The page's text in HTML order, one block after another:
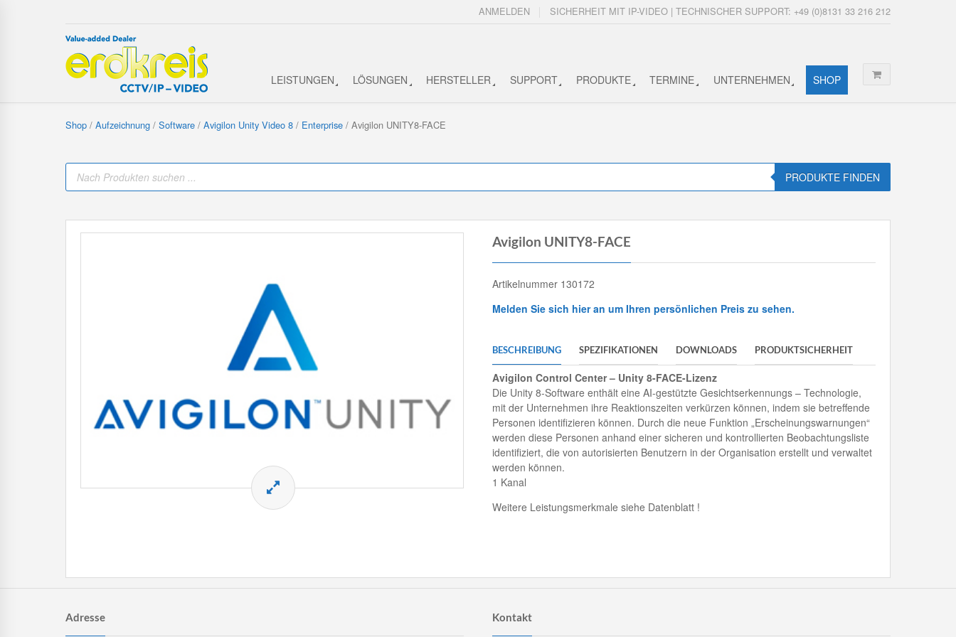
SICHERHEIT MIT IP-VIDEO | TECHNISCHER SUPPORT: +49 (0)8131 33 216 212
ANMELDEN
LEISTUNGEN LÖSUNGEN HERSTELLER SUPPORT PRODUKTE TERMINE UNTERNEHMEN SHOP
Shop / Aufzeichnung / Software / Avigilon Unity Video 8 / Enterprise / Avigilon UNITY8-FACE
P
o
PRODUKTE FINDEN
Avigilon UNITY8-FACE
Artikelnummer 130172
Melden Sie sich hier an um Ihren persönlichen Preis zu sehen.
BESCHREIBUNG SPEZIFIKATIONEN DOWNLOADS PRODUKTSICHERHEIT
Avigilon Control Center – Unity 8-FACE-Lizenz
Die Unity 8-Software enthält eine AI-gestützte Gesichtserkennungs – Technologie,
mit der Unternehmen ihre Reaktionszeiten verkürzen können, indem sie betreffende
Personen identifizieren können. Durch die neue Funktion „Erscheinungswarnungen“
werden diese Personen anhand einer sicheren und kontrollierten Beobachtungsliste
identifiziert, die von autorisierten Benutzern in der Organisation erstellt und verwaltet
werden können.
1 Kanal
Weitere Leistungsmerkmale siehe Datenblatt !
Adresse Kontakt